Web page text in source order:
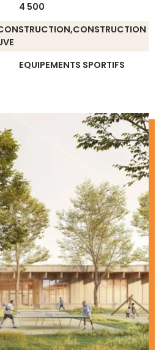
4 500
EQUIPEMENTS SPORTIFS